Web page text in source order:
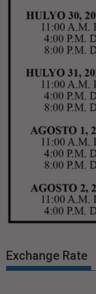
Exchange Rate